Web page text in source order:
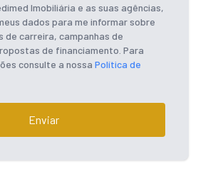
Imobiliária e as suas agências,
dados para me informar sobre
de carreira, campanhas de
de financiamento. Para
consulte a nossa Política de
Enviar